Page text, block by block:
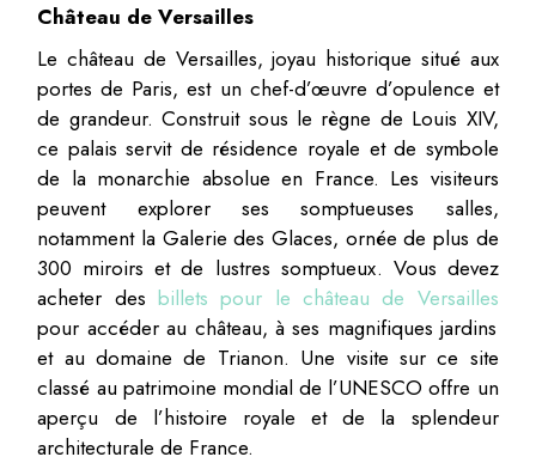
Château de Versailles
Le château de Versailles, joyau historique situé aux
portes de Paris, est un chef-d’œuvre d’opulence et
de grandeur. Construit sous le règne de Louis XIV,
ce palais servit de résidence royale et de symbole
de la monarchie absolue en France. Les visiteurs
peuvent explorer ses somptueuses salles,
notamment la Galerie des Glaces, ornée de plus de
300 miroirs et de lustres somptueux. Vous devez
acheter des billets pour le château de Versailles
pour accéder au château, à ses magnifiques jardins
et au domaine de Trianon. Une visite sur ce site
classé au patrimoine mondial de l’UNESCO offre un
aperçu de l’histoire royale et de la splendeur
architecturale de France.